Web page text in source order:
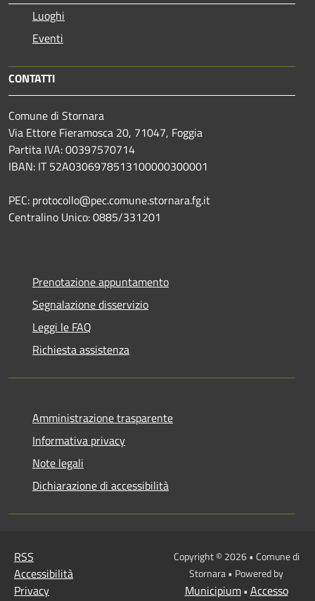
Luoghi
Eventi
CONTATTI
Comune di Stornara
Via Ettore Fieramosca 20, 71047, Foggia
Partita IVA: 00397570714
IBAN: IT 52A0306978513100000300001
PEC: protocollo@pec.comune.stornara.fg.it
Centralino Unico: 0885/331201
Prenotazione appuntamento
Segnalazione disservizio
Leggi le FAQ
Richiesta assistenza
Amministrazione trasparente
Informativa privacy
Note legali
Dichiarazione di accessibilità
RSS
Accessibilità
Privacy
Copyright © 2026 • Comune di
Stornara • Powered by
Municipium• Accesso